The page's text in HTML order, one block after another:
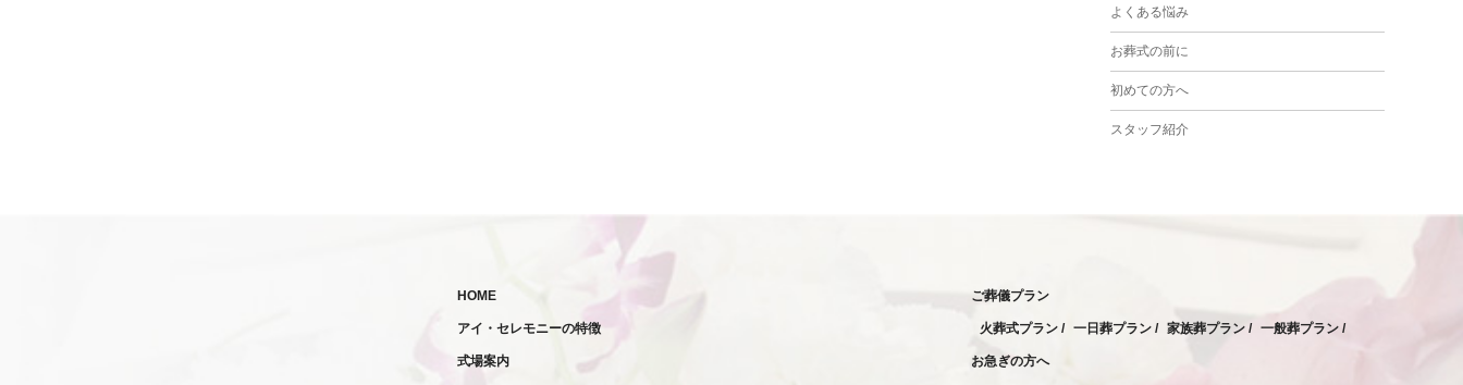
2024年1月
2023年12月
2023年11月
よくある悩み
お葬式の前に
初めての方へ
スタッフ紹介
HOME
アイ・セレモニーの特徴
式場案内
ご葬儀プラン
火葬式プラン 一日葬プラン 家族葬プラン 一般葬プラン
お急ぎの方へ